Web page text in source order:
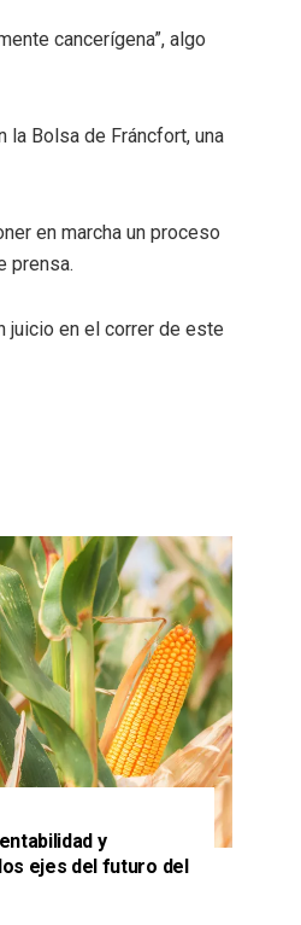
cancerígena”, algo
la Bolsa de Fráncfort, una
en marcha un proceso
prensa.
juicio en el correr de este
y
ejes del futuro del